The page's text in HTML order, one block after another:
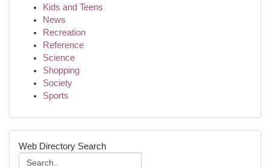
Kids and Teens
News
Recreation
Reference
Science
Shopping
Society
Sports
Web Directory Search